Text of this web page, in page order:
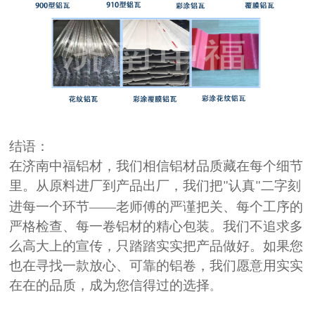
结语：
在济南中福铝材，我们相信铝材品质藏在每个细节
里。从原料进厂到产品出厂，我们把"认真"二字刻
进每一个环节——老师傅的严谨把关、每个工序的
严格检查、每一卷铝材的精心包装。我们不追求多
么高大上的宣传，只踏踏实实把产品做好。如果您
也在寻找一款放心、可靠的铝卷，我们愿意用实实
在在的品质，成为您信得过的选择。